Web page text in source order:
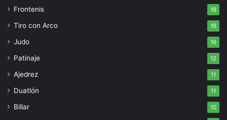
Frontenis 18
Tiro con Arco 16
Judo 16
Patinaje 12
Ajedrez 11
Duatlón 11
Billar 10